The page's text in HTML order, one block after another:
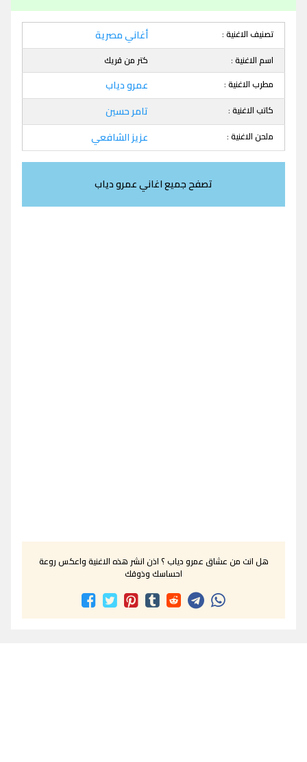
تصنيف الاغنية : أغاني مصرية
اسم الاغنية :
كتر من قريك
مطرب الاغنية :
عمرو دياب
كاتب الاغنية : تامر حسين
ملحن الاغنية : عزيز الشافعي
تصفح جميع اغاني عمرو دياب
هل انت من عشاق عمرو دياب ؟ اذن انشر هذه الاغنية واعكس روعة
احساسك وذوقك